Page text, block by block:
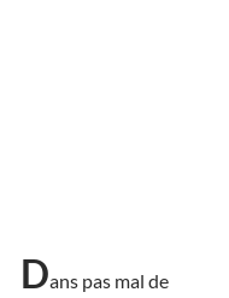
Dans pas mal de